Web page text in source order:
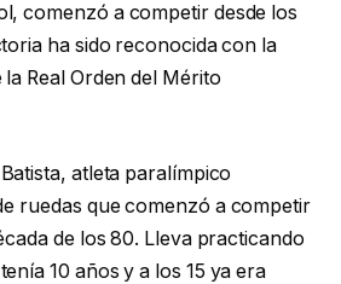
comenzó a competir desde los
ha sido reconocida con la
la Real Orden del Mérito
atleta paralímpico
ruedas que comenzó a competir
de los 80. Lleva practicando
10 años y a los 15 ya era